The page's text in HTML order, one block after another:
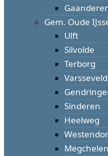
Gem. Oude
Ulft
Silvolde
Terborg
Varsseveld
Sinderen
Heelweg
Megchelen